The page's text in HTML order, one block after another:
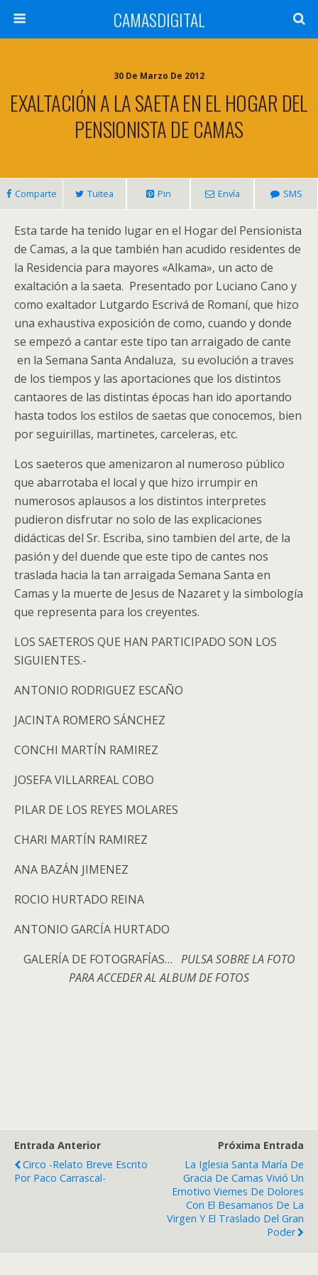
CAMASDIGITAL
30 De Marzo De 2012
EXALTACIÓN A LA SAETA EN EL HOGAR DEL
PENSIONISTA DE CAMAS
Comparte Tuitea Pin Envía SMS
Esta tarde ha tenido lugar en el Hogar del Pensionista
de Camas, a la que también han acudido residentes de
la Residencia para mayores «Alkama», un acto de
exaltación a la saeta. Presentado por Luciano Cano y
como exaltador Lutgardo Escrivá de Romaní, que hizo
una exhaustiva exposición de como, cuando y donde
se empezó a cantar este tipo tan arraigado de cante
en la Semana Santa Andaluza, su evolución a traves
de los tiempos y las aportaciones que los distintos
cantaores de las distintas épocas han ido aportando
hasta todos los estilos de saetas que conocemos, bien
por seguirillas, martinetes, carceleras, etc.
Los saeteros que amenizaron al numeroso público
que abarrotaba el local y que hizo irrumpir en
numerosos aplausos a los distintos interpretes
pudieron disfrutar no solo de las explicaciones
didácticas del Sr. Escriba, sino tambien del arte, de la
pasión y del duende que este tipo de cantes nos
traslada hacia la tan arraigada Semana Santa en
Camas y la muerte de Jesus de Nazaret y la simbología
que representa para los creyentes.
LOS SAETEROS QUE HAN PARTICIPADO SON LOS
SIGUIENTES.-
ANTONIO RODRIGUEZ ESCAÑO
JACINTA ROMERO SÁNCHEZ
CONCHI MARTÍN RAMIREZ
JOSEFA VILLARREAL COBO
PILAR DE LOS REYES MOLARES
CHARI MARTÍN RAMIREZ
ANA BAZÁN JIMENEZ
ROCIO HURTADO REINA
ANTONIO GARCÍA HURTADO
GALERÍA DE FOTOGRAFÍAS… PULSA SOBRE LA FOTO
PARA ACCEDER AL ALBUM DE FOTOS
Entrada Anterior
Circo -Relato Breve Escrito
Por Paco Carrascal-
Próxima Entrada
La Iglesia Santa María De
Gracia De Camas Vivió Un
Emotivo Viernes De Dolores
Con El Besamanos De La
Virgen Y El Traslado Del Gran
Poder